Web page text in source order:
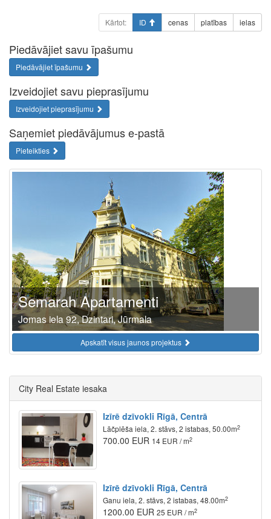
Kārtot: ID cenas platības ielas
Piedāvājiet savu īpašumu
Piedāvājiet īpašumu
Izveidojiet savu pieprasījumu
Izveidojiet pieprasījumu
Saņemiet piedāvājumus e-pastā
Pieteikties
Semarah Apartamenti
Jomas iela 92, Dzintari, Jūrmala
Apskatīt visus jaunos projektus
City Real Estate iesaka
Izīrē dzīvokli Rīgā, Centrā
Lāčplēša iela, 2. stāvs, 2 istabas, 50.00m2
700.00 EUR 14 EUR / m2
Izīrē dzīvokli Rīgā, Centrā
Ganu iela, 2. stāvs, 2 istabas, 48.00m2
1200.00 EUR 25 EUR / m2